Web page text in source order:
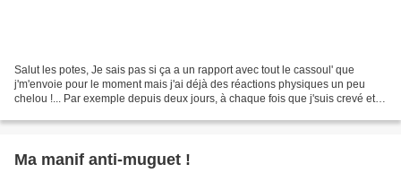
Salut les potes, Je sais pas si ça a un rapport avec tout le cassoul' que
j'm'envoie pour le moment mais j'ai déjà des réactions physiques un peu
chelou !... Par exemple depuis deux jours, à chaque fois que j'suis crevé et
Ma manif anti-muguet !